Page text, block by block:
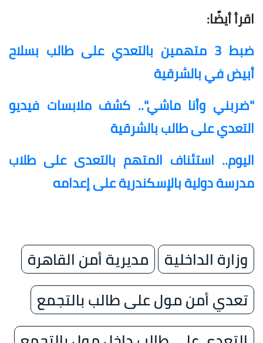
اقرأ أيضًا:
ضبط 3 متهمين بالتعدي على طالب بسلاح
أبيض في بالشرقية
"ضربني وأنا ماشي".. كشف ملابسات فيديو
التعدي على طالب بالشرقية
اليوم.. استئناف المتهم بالتعدى على طلاب
مدرسة دولية بالإسكندرية على إعدامه
وزارة الداخلية
مديرية أمن القاهرة
تعدي أمن مول على طالب بالتجمع